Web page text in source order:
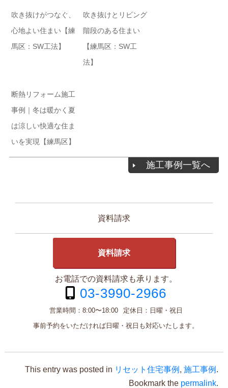
吹き抜けがつなぐ、
心地よい住まい【練
馬区：SW工法】
吹き抜けとリビング
階段のある住まい
【練馬区：SW工
法】
断熱リフォーム施工
事例｜冬は暖かく夏
は涼しい快適な住ま
いを実現【練馬区】
施工事例一覧へ
資料請求
資料請求
お電話での資料請求も承ります。
03-3990-2966
営業時間： 8:00〜18:00 定休日： 日曜・祝日
事前予約をいただければ日曜・祝日も対応いたします。
This entry was posted in リセット住宅事例 ,施工事例 .
Bookmark the permalink.